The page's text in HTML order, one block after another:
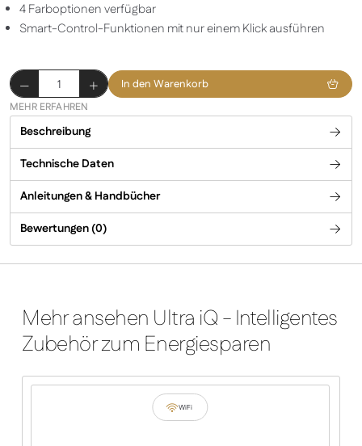
4 Farboptionen verfügbar
Smart-Control-Funktionen mit nur einem Klick ausführen
Smart
Schalter/Switch
-
Silber
Menge
In den Warenkorb
MEHR ERFAHREN
Beschreibung
Technische Daten
Anleitungen & Handbücher
Bewertungen (0)
Mehr ansehen Ultra iQ - Intelligentes
Zubehör zum Energiesparen
WiFi